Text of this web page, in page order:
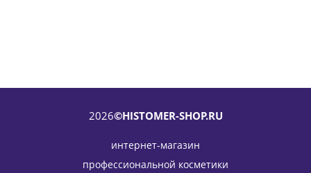
2026©HISTOMER-SHOP.RU
интернет-магазин
профессиональной косметики